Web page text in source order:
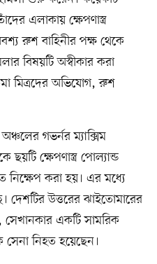
এলাকায় ক্ষেপণাস্ত্র
রুশ বাহিনীর পক্ষ থেকে
বিষয়টি অস্বীকার করা
মিত্রদের অভিযোগ, রুশ
গভর্নর ম্যাক্সিম
ক্ষেপণাস্ত্র পোল্যান্ড
নিক্ষেপ করা হয়। এর মধ্যে
দেশটির উত্তরের ঝাইতোমারের
একটি সামরিক
সেনা নিহত হয়েছেন।